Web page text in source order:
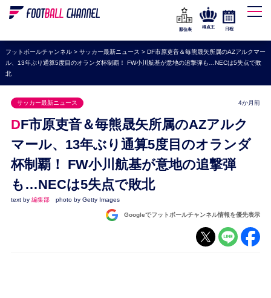
WEリーグ
海外サッカー
プレミアリーグ
ラ・リーガ
セリエA
ブンデスリーガ
UEFA
ナショナルチーム
高校サッカー
順位表
得点王 日程
フットボールチャンネル> サッカー最新ニュース > DF市原吏音＆毎熊晟矢所属のAZアルクマー
ル、13年ぶり通算5度目のオランダ杯制覇！ FW小川航基が意地の追撃弾も…NECは5失点で敗
北
サッカー最新ニュース 4か月前
DF市原吏音＆毎熊晟矢所属のAZアルク
マール、13年ぶり通算5度目のオランダ
杯制覇！ FW小川航基が意地の追撃弾
も…NECは5失点で敗北
text by 編集部 photo by Getty Images
Googleでフットボールチャンネル情報を優先表示